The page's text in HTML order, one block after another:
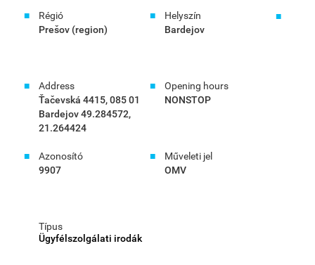
Régió
Prešov (region)
Helyszín
Bardejov
Address
Ťačevská 4415, 085 01
Bardejov 49.284572,
21.264424
Opening hours
NONSTOP
Azonosító
9907
Műveleti jel
OMV
Típus
Ügyfélszolgálati irodák